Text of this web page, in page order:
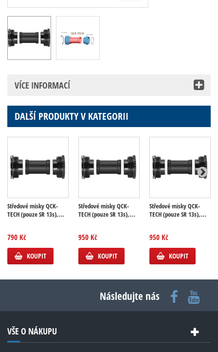
VÍCE INFORMACÍ
DALŠÍ PRODUKTY V KATEGORII
Středové misky QCK-
TECH (pouze SR 13s),...
790 Kč
KOUPIT
Středové misky QCK-
TECH (pouze SR 13s),...
950 Kč
KOUPIT
Středové misky QCK-
TECH (pouze SR 13s),...
950 Kč
KOUPIT
Následujte nás
VŠE O NÁKUPU